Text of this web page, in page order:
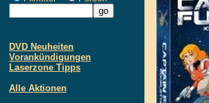
DVD Neuheiten
Vorankündigungen
Laserzone Tipps
Alle Aktionen